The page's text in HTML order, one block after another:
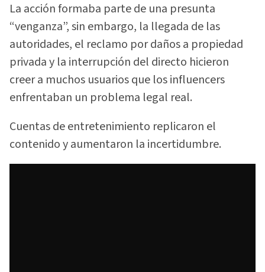
La acción formaba parte de una presunta
“venganza”, sin embargo, la llegada de las
autoridades, el reclamo por daños a propiedad
privada y la interrupción del directo hicieron
creer a muchos usuarios que los influencers
enfrentaban un problema legal real.
Cuentas de entretenimiento replicaron el
contenido y aumentaron la incertidumbre.